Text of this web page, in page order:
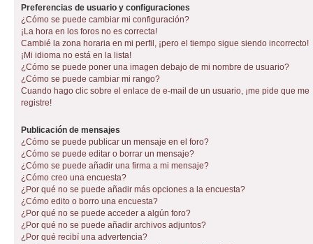
Preferencias de usuario y configuraciones
¿Cómo se puede cambiar mi configuración?
¡La hora en los foros no es correcta!
Cambié la zona horaria en mi perfil, ¡pero el tiempo sigue siendo incorrecto!
¡Mi idioma no está en la lista!
¿Cómo se puede poner una imagen debajo de mi nombre de usuario?
¿Cómo se puede cambiar mi rango?
Cuando hago clic sobre el enlace de e-mail de un usuario, ¡me pide que me
registre!
Publicación de mensajes
¿Cómo se puede publicar un mensaje en el foro?
¿Cómo se puede editar o borrar un mensaje?
¿Cómo se puede añadir una firma a mi mensaje?
¿Cómo creo una encuesta?
¿Por qué no se puede añadir más opciones a la encuesta?
¿Cómo edito o borro una encuesta?
¿Por qué no se puede acceder a algún foro?
¿Por qué no se puede añadir archivos adjuntos?
¿Por qué recibí una advertencia?